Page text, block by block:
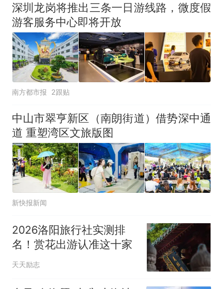
深圳龙岗将推出三条一日游线路，微度假
游客服务中心即将开放
南方都市报 2跟贴
中山市翠亨新区（南朗街道）借势深中通
道 重塑湾区文旅版图
新快报新闻
2026洛阳旅行社实测排
名！赏花出游认准这十家
天天励志